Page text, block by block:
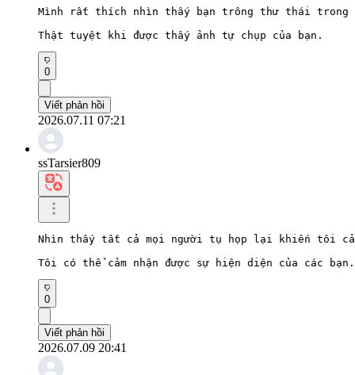
Mình rất thích nhìn thấy bạn trông thư thái trong
Thật tuyệt khi được thấy ảnh tự chụp của bạn.
0
Viết phản hồi
2026.07.11 07:21
ssTarsier809
Nhìn thấy tất cả mọi người tụ họp lại khiến tôi
Tôi có thể cảm nhận được sự hiện diện của các bạn.
0
Viết phản hồi
2026.07.09 20:41